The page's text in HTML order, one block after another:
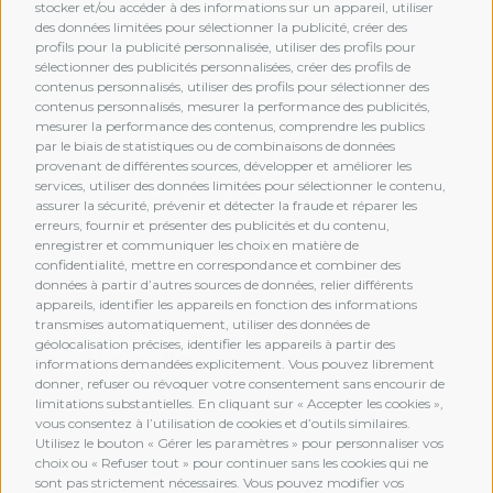
stocker et/ou accéder à des informations sur un appareil, utiliser
des données limitées pour sélectionner la publicité, créer des
profils pour la publicité personnalisée, utiliser des profils pour
sélectionner des publicités personnalisées, créer des profils de
contenus personnalisés, utiliser des profils pour sélectionner des
contenus personnalisés, mesurer la performance des publicités,
mesurer la performance des contenus, comprendre les publics
par le biais de statistiques ou de combinaisons de données
provenant de différentes sources, développer et améliorer les
services, utiliser des données limitées pour sélectionner le contenu,
assurer la sécurité, prévenir et détecter la fraude et réparer les
erreurs, fournir et présenter des publicités et du contenu,
enregistrer et communiquer les choix en matière de
confidentialité, mettre en correspondance et combiner des
données à partir d’autres sources de données, relier différents
appareils, identifier les appareils en fonction des informations
transmises automatiquement, utiliser des données de
géolocalisation précises, identifier les appareils à partir des
informations demandées explicitement. Vous pouvez librement
donner, refuser ou révoquer votre consentement sans encourir de
limitations substantielles. En cliquant sur « Accepter les cookies »,
vous consentez à l’utilisation de cookies et d’outils similaires.
Utilisez le bouton « Gérer les paramètres » pour personnaliser vos
choix ou « Refuser tout » pour continuer sans les cookies qui ne
sont pas strictement nécessaires. Vous pouvez modifier vos
MEMBERSHIP